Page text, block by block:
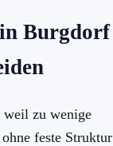
Burgdorf
weil zu wenige
feste Struktur